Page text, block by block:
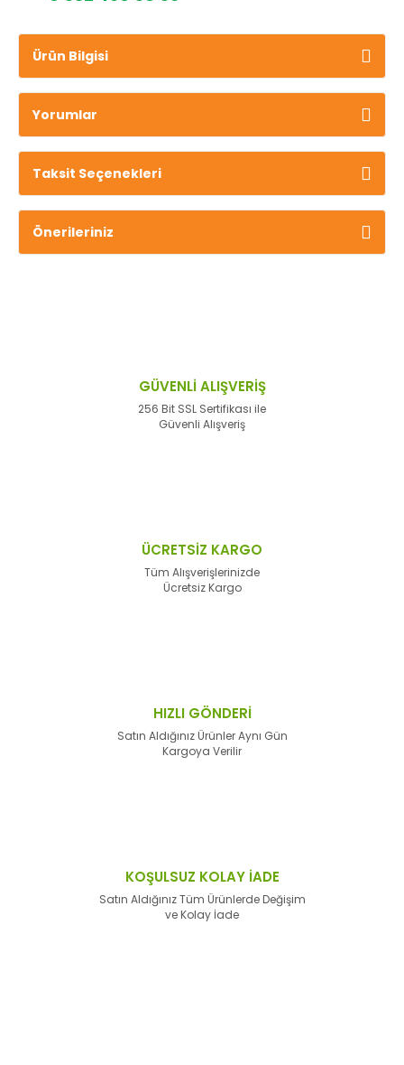
Ürün Bilgisi
Yorumlar
Taksit Seçenekleri
Önerileriniz
GÜVENLİ ALIŞVERİŞ
256 Bit SSL Sertifikası ile
Güvenli Alışveriş
ÜCRETSİZ KARGO
Tüm Alışverişlerinizde
Ücretsiz Kargo
HIZLI GÖNDERİ
Satın Aldığınız Ürünler Aynı Gün
Kargoya Verilir
KOŞULSUZ KOLAY İADE
Satın Aldığınız Tüm Ürünlerde Değişim
ve Kolay İade